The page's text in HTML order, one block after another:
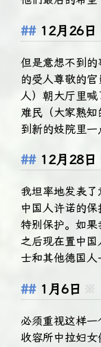
12月26日
但是意想不到
的受人尊敬的
人）朝大厅里
难民（大家熟
到新的妓院里一
12月28日
我坦率地发表
中国人许诺的
特别保护。如
之后现在置中
士和其他德国人
1月6日
必须重视这样
收容所中拉妇